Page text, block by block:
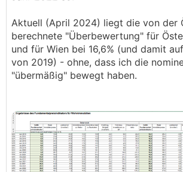
Aktuell (April 2024) liegt die von der
berechnete "Überbewertung" für
und für Wien bei 16,6% (und damit
von 2019) - ohne, dass ich die
"übermäßig" bewegt haben.